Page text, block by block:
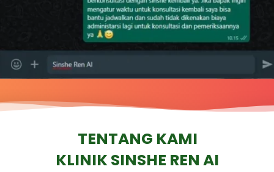
TENTANG KAMI
KLINIK SINSHE REN AI